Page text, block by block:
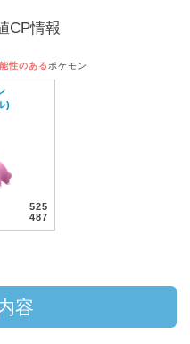
CP情報
性のある ポケモン
)
525
487
容